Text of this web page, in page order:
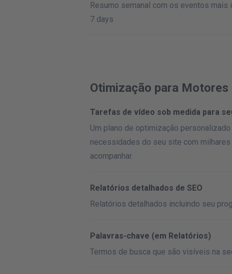
Resumo semanal com os eventos
7 days
Otimização para Motores
Tarefas de vídeo sob medida para
Um plano de optimização
necessidades do seu site com
acompanhar.
Relatórios detalhados de SEO
Relatórios detalhados incluindo seu
Palavras-chave (em Relatórios)
Termos de busca que são visíveis na